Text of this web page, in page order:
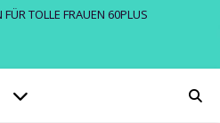
TOLLE FRAUEN 60PLUS